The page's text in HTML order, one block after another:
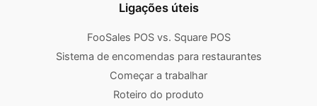
Ligações úteis
FooSales POS vs. Square POS
Sistema de encomendas para restaurantes
Começar a trabalhar
Roteiro do produto